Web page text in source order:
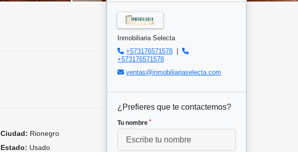
Ciudad: Rionegro
Estado: Usado
Inmobiliaria Selecta
+573176571578
+573176571578
ventas@inmobiliariaselecta.com
¿Prefieres que te contactemos?
Tu nombre *